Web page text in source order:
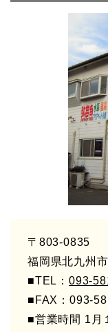
〒803-0835
福岡県北九州
■TEL： 093-
■FAX：093-
■営業時間 1月